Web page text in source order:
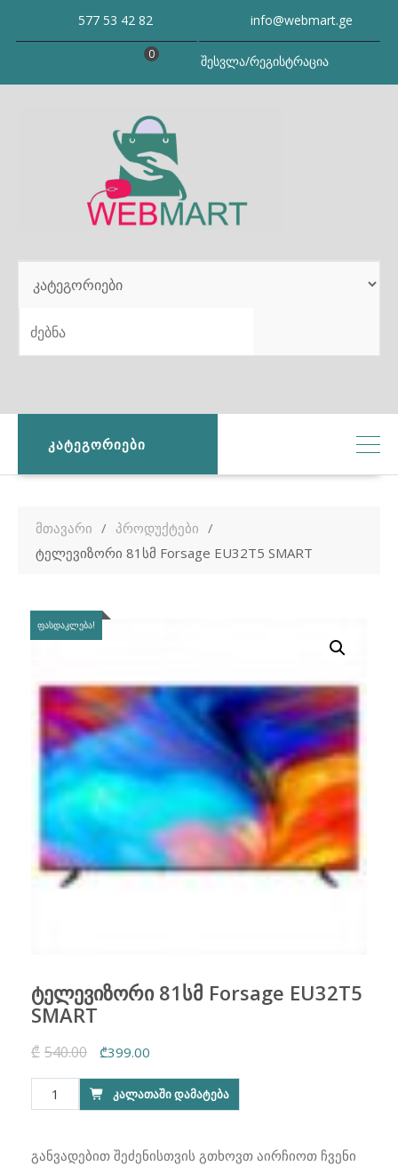
577 53 42 82 info@webmart.ge
შესვლა/რეგისტრაცია
0
SEARCH
ᲙᲐᲢᲔᲒᲝᲠᲘᲔᲑᲘ
მთავარი
პროდუქტები
ტელევიზორი 81სმ Forsage EU32T5 SMART
ᲤᲐᲡᲓᲐᲙᲚᲔᲑᲐ!
ტელევიზორი 81სმ Forsage EU32T5
SMART
₾ 540.00
Original
price
was:
₾399.00
price
is:
რაოდენობა:
ტელევიზორი
Forsage
ᲙᲐᲚᲐᲗᲐᲨᲘ ᲓᲐᲛᲐᲢᲔᲑᲐ
განვადებით შეძენისთვის გთხოვთ აირჩიოთ ჩვენი